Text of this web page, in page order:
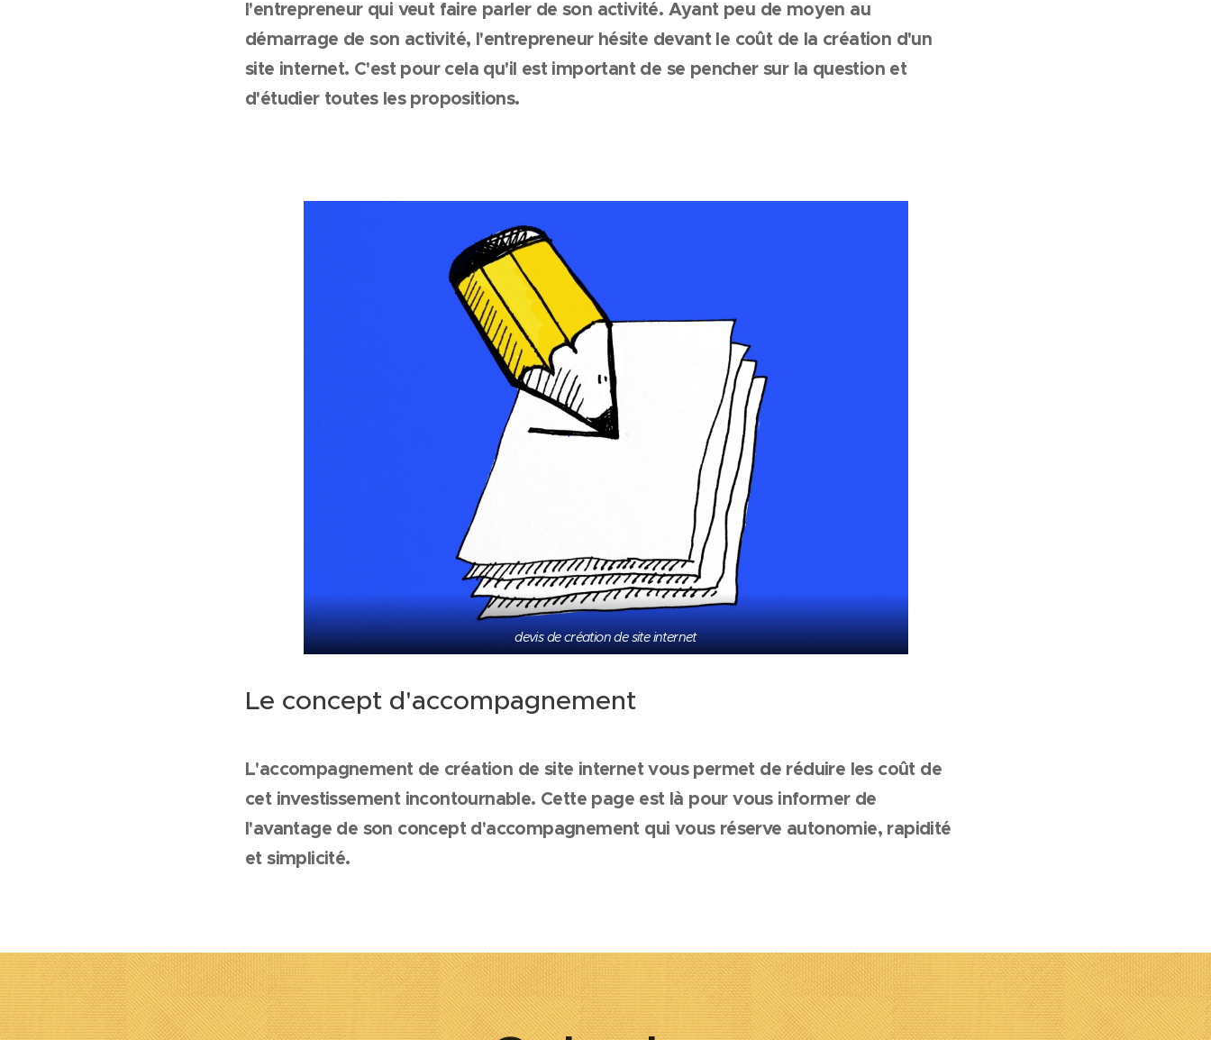
l'entrepreneur qui veut faire parler de son activité. Ayant peu de moyen au
démarrage de son activité, l'entrepreneur hésite devant le coût de la création d'un
site internet. C'est pour cela qu'il est important de se pencher sur la question et
d'étudier toutes les propositions.
devis de création de site internet
Le concept d'accompagnement
L'accompagnement de création de site internet vous permet de réduire les coût de
cet investissement incontournable. Cette page est là pour vous informer de
l'avantage de son concept d'accompagnement qui vous réserve autonomie, rapidité
et simplicité.